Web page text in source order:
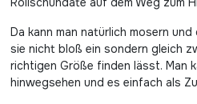
Da kann man natürlich mosern
sie nicht bloß ein sondern gleich
richtigen Größe finden lässt. Man
hinwegsehen und es einfach als